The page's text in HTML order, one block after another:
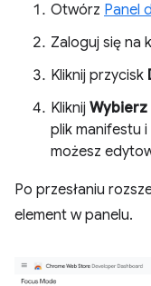
Otwórz Panel
Zaloguj się na
Kliknij przycisk
Kliknij Wybierz
plik manifestu
możesz
Po przesłaniu
element w panelu.